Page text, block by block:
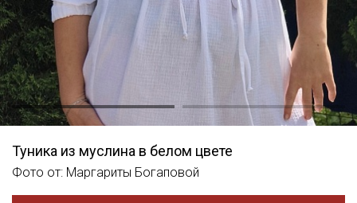
Туника из муслина в белом цвете
Фото от: Маргариты Богаповой